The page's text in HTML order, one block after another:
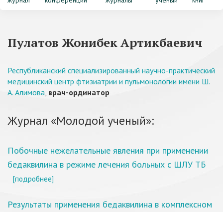
Пулатов Жонибек Артикбаевич
Республиканский специализированный научно-практический
медицинский центр фтизиатрии и пульмонологии имени Ш.
А. Алимова, врач-ординатор
Журнал «Молодой ученый»:
Побочные нежелательные явления при применении
бедаквилина в режиме лечения больных с ШЛУ ТБ
[подробнее]
Результаты применения бедаквилина в комплексном